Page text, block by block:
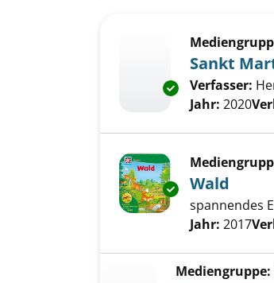
Exemplar-Details
Sankt
Verfasser:
Jahr: 2020
Exemplar-Details
Wald
spannendes
Suche nach
Jahr: 2017
Mediengruppe: